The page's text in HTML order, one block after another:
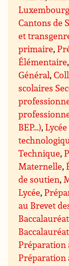
Luxembourg
Cantons de
et
primaire,
Élémentaire,
Général,
scolaires
BEP…),
Technique,
Maternelle,
de soutien,
Lycée,
au Brevet
Préparation
Préparation